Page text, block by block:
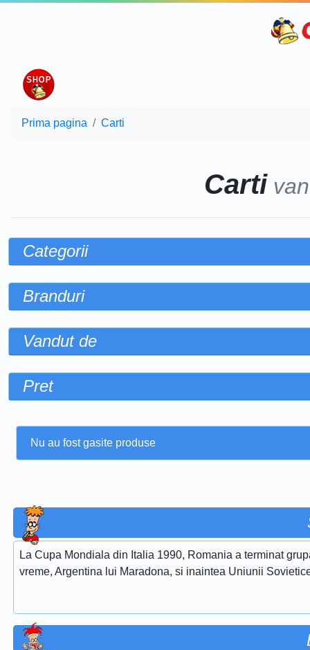
Prima pagina Carti
Carti
Categorii
Branduri
Vandut de
Pret
Nu au fost gasite produse
La Cupa Mondiala din Italia 1990, Romania a terminat
vreme, Argentina lui Maradona, si inaintea Uniunii